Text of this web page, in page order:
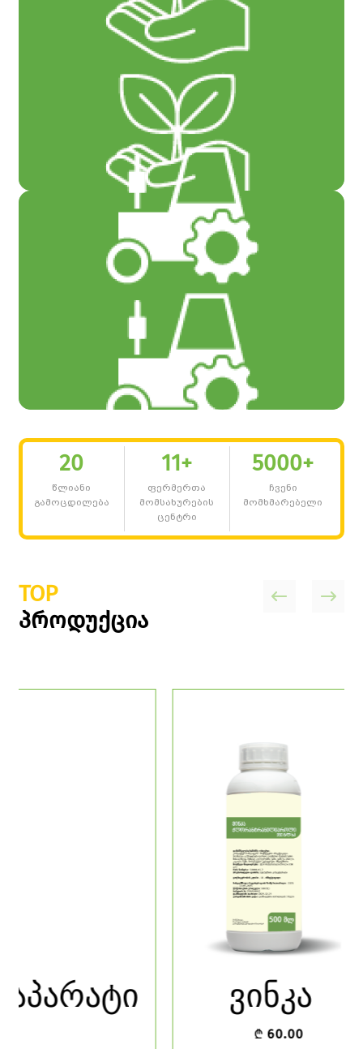
სასუქები
სათესლე მასალა
ტექნიკა
20
წლიანი
გამოცდილება
11+
ფერმერთა
მომსახურების
ცენტრი
5000+
ჩვენი
მომხმარებელი
TOP
პროდუქცია
ვინკა